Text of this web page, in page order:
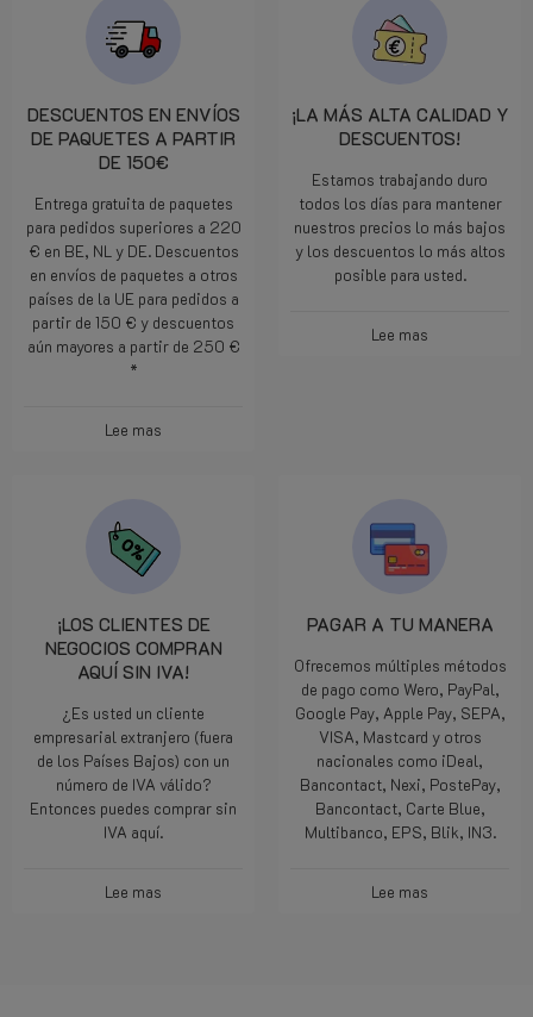
DESCUENTOS EN ENVÍOS
DE PAQUETES A PARTIR
DE 150€
Entrega gratuita de paquetes
para pedidos superiores a 220
€ en BE, NL y DE. Descuentos
en envíos de paquetes a otros
países de la UE para pedidos a
partir de 150 € y descuentos
aún mayores a partir de 250 €
*
Lee mas
¡LA MÁS ALTA CALIDAD Y
DESCUENTOS!
Estamos trabajando duro
todos los días para mantener
nuestros precios lo más bajos
y los descuentos lo más altos
posible para usted.
Lee mas
¡LOS CLIENTES DE
NEGOCIOS COMPRAN
AQUÍ SIN IVA!
¿Es usted un cliente
empresarial extranjero (fuera
de los Países Bajos) con un
número de IVA válido?
Entonces puedes comprar sin
IVA aquí.
Lee mas
PAGAR A TU MANERA
Ofrecemos múltiples métodos
de pago como Wero, PayPal,
Google Pay, Apple Pay, SEPA,
VISA, Mastcard y otros
nacionales como iDeal,
Bancontact, Nexi, PostePay,
Bancontact, Carte Blue,
Multibanco, EPS, Blik, IN3.
Lee mas